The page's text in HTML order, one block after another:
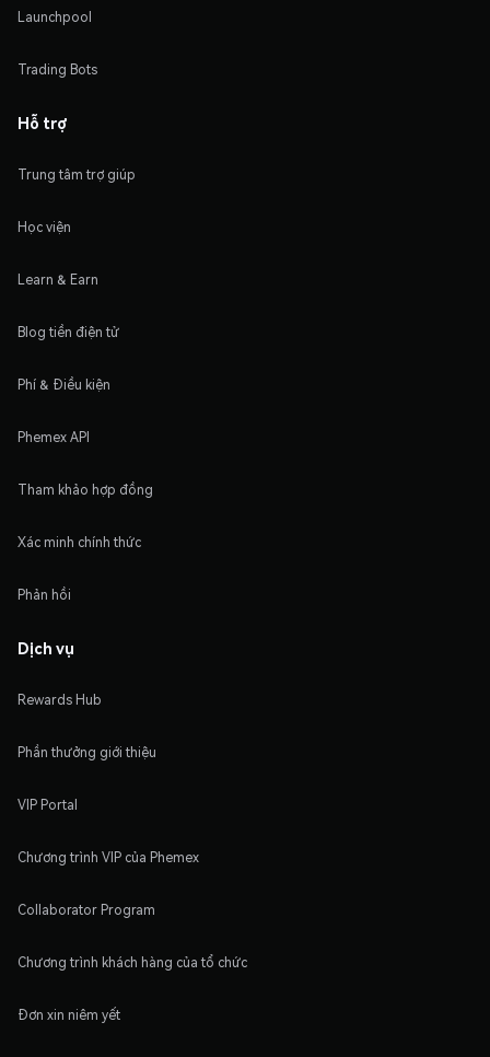
Launchpool
Trading Bots
Hỗ trợ
Trung tâm trợ giúp
Học viện
Learn & Earn
Blog tiền điện tử
Phí & Điều kiện
Phemex API
Tham khảo hợp đồng
Xác minh chính thức
Phản hồi
Dịch vụ
Rewards Hub
Phần thưởng giới thiệu
VIP Portal
Chương trình VIP của Phemex
Collaborator Program
Chương trình khách hàng của tổ chức
Đơn xin niêm yết